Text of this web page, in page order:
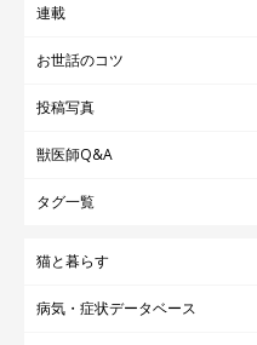
連載
お世話のコツ
投稿写真
獣医師Q&A
タグ一覧
猫と暮らす
病気・症状データベース